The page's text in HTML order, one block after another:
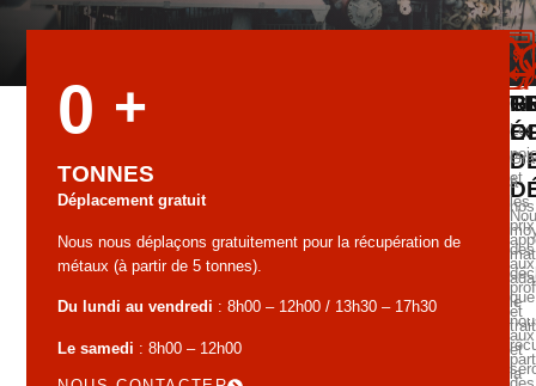
aux
et
aux
Les
et
les
prix
des
que
à
nos
le
et
la
0 +
TONNES
Déplacement gratuit
Nous nous déplaçons gratuitement pour la récupération de
métaux (à partir de 5 tonnes).
Du lundi au vendredi : 8h00 – 12h00 / 13h30 – 17h30
Le samedi : 8h00 – 12h00